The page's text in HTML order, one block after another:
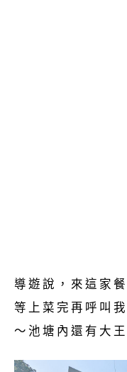
導遊說，來這家
等上菜完再呼叫
～池塘內還有大